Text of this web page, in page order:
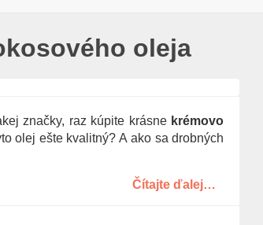
oleja
značky, raz kúpite krásne krémovo
olej ešte kvalitný? A ako sa drobných
Čítajte ďalej…